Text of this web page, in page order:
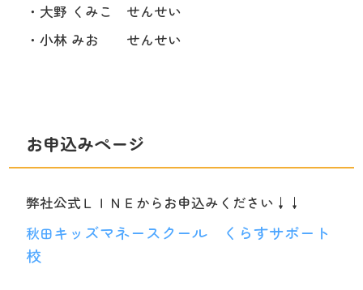
・大野 くみこ せんせい
・小林 みお せんせい
お申込みページ
弊社公式ＬＩＮＥからお申込みください↓↓
秋田キッズマネースクール くらすサポート
校